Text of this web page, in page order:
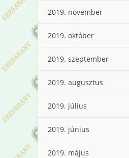
2019. november
2019. október
2019. szeptember
2019. augusztus
2019. július
2019. június
2019. május